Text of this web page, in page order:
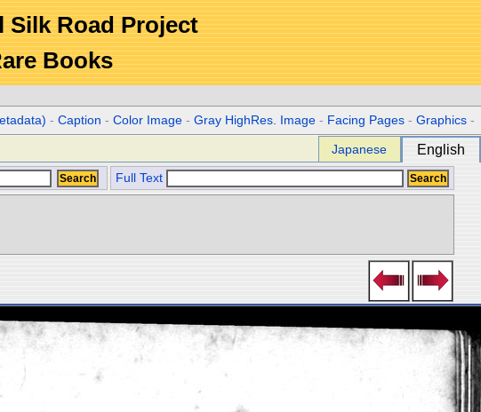
Road Project
Books
-Caption -Color Image -Gray HighRes. Image - Facing Pages -Graphics -
Japanese English
Full Text